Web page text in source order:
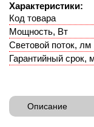
Характеристики:
Код товара
Мощность, Вт
Световой поток, лм
Гарантийный срок,
Описание